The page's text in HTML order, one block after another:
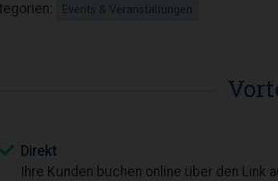
Events & Veranstaltungen
Direkt
Ihre Kunden buchen online über den